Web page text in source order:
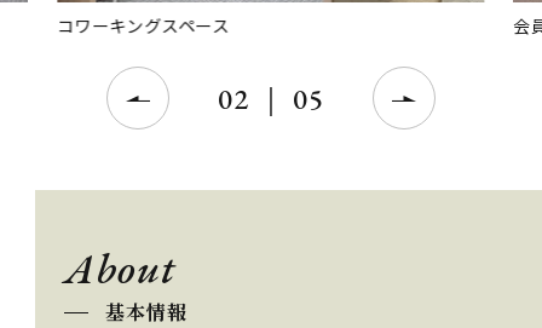
コワーキングスペース 会
02 ｜ 05
About
基本情報